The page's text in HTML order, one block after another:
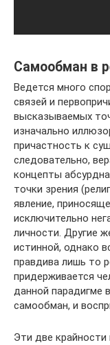
Самообман в
Ведется много
связей и
высказываемых
изначально
причастность к
следовательно,
концепты
точки зрения
явление,
исключительно
личности. Другие
истинной, однако
правдива лишь то
придерживается
данной парадигме
самообман, и
Эти две